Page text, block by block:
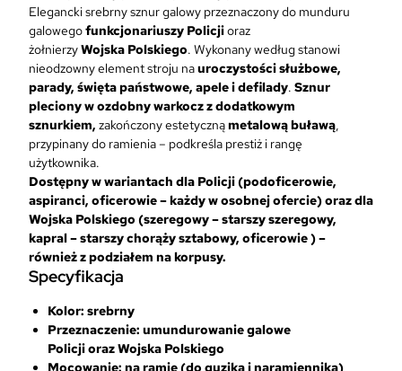
Elegancki srebrny sznur galowy przeznaczony do munduru
galowegofunkcjonariuszy Policjioraz
żołnierzyWojska Polskiego. Wykonany według stanowi
nieodzowny element stroju nauroczystości służbowe,
parady, święta państwowe, apele i defilady. Sznur
pleciony w ozdobny warkocz z dodatkowym
sznurkiem, zakończony estetycznąmetalową buławą,
przypinany do ramienia – podkreśla prestiż i rangę
użytkownika.
Dostępny w wariantach dla Policji (podoficerowie,
aspiranci, oficerowie – każdy w osobnej ofercie) oraz dla
Wojska Polskiego (szeregowy – starszy szeregowy,
kapral – starszy chorąży sztabowy, oficerowie ) –
również z podziałem na korpusy.
Specyfikacja
Kolor: srebrny
Przeznaczenie: umundurowaniegalowe
PolicjiorazWojska Polskiego
Mocowanie: na ramię (do guzika i naramiennika)